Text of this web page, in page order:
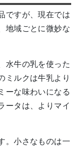
ですが、現在では
地域ごとに微妙な
水牛の乳を使った
ミルクは牛乳より
ーな味わいになる
ータは、よりマイ
。小さなものは一